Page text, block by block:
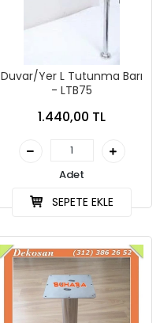
Duvar/Yer L Tutunma Barı
- LTB75
1.440,00 TL
Adet
SEPETE EKLE